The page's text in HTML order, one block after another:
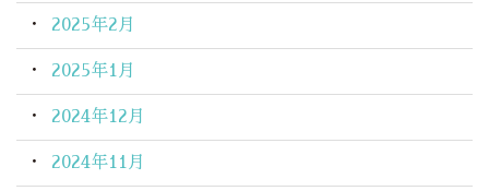
2025年2月
2025年1月
2024年12月
2024年11月